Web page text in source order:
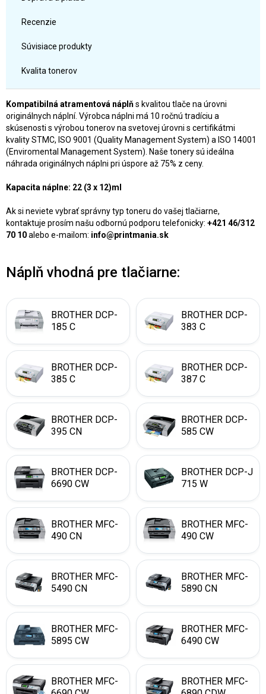
Recenzie
Súvisiace produkty
Kvalita tonerov
Kompatibilná atramentová náplňs kvalitou tlače na úrovni
originálnych náplní. Výrobca náplni má 10 ročnú tradíciu a
skúsenosti s výrobou tonerov na svetovej úrovni s certifikátmi
kvality STMC, ISO 9001 (Quality Management System) a ISO 14001
(Enviromental Management System). Naše tonery sú ideálna
náhrada originálnych náplni pri úspore až 75% z ceny.
Kapacita náplne: 22 (3 x 12)ml
Ak si neviete vybrať správny typ toneru do vašej tlačiarne,
kontaktuje prosím našu odbornú podporu telefonicky: +421 46/312
70 10alebo e-mailom: info@printmania.sk
Náplň vhodná pre tlačiarne:
BROTHER DCP-
185 C
BROTHER DCP-
383 C
BROTHER DCP-
385 C
BROTHER DCP-
387 C
BROTHER DCP-
395 CN
BROTHER DCP-
585 CW
BROTHER DCP-
6690 CW
BROTHER DCP-J
715 W
BROTHER MFC-
490 CN
BROTHER MFC-
490 CW
BROTHER MFC-
5490 CN
BROTHER MFC-
5890 CN
BROTHER MFC-
5895 CW
BROTHER MFC-
6490 CW
BROTHER MFC-
BROTHER MFC-